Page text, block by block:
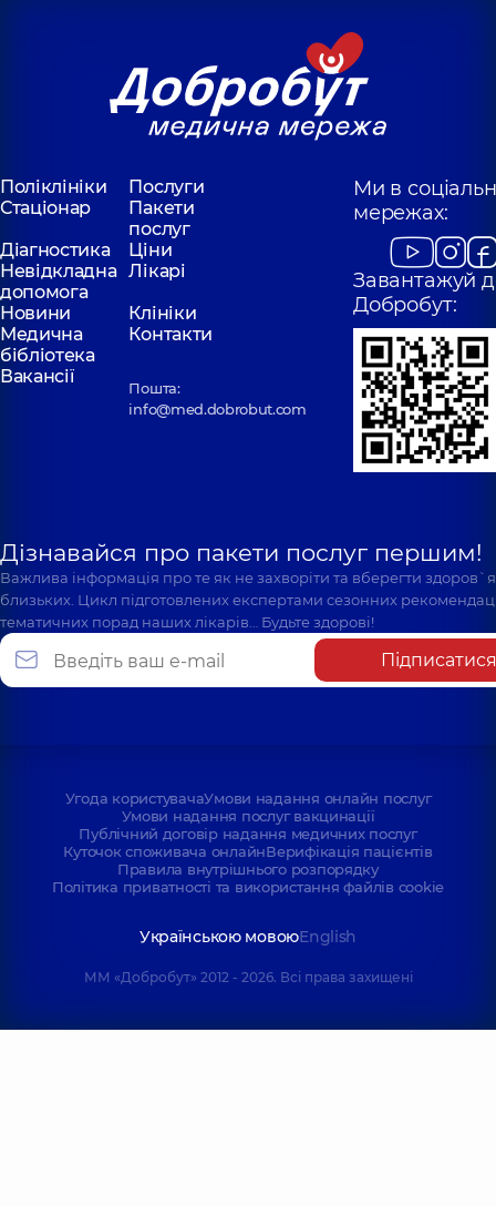
досвіду
Хірург проктолог,
років досвіду
Михальнюк
Хірург;
Ендоскопіст;
Хірург проктолог,
років досвіду
Афонічкін
Хірург; Хірург
проктолог,5 років
Маргарита
Юріївна
досвіду
Федорчук
Антон
Хірург; Хірург
проктолог, 11 років
досвіду
Поліклініки
Послуги
Стаціонар
Пакети
послуг
Діагностика
Ціни
Невідкладна
допомога
Лікарі
Новини
Клініки
Медична
бібліотека
Контакти
Вакансії
Пошта:
info@med.dobrobut.com
Ми в
мережах:
Завантажуй
Добробут:
Дізнавайся про пакети послуг першим!
Важлива інформація про те як не захворіти та вберегти
близьких. Цикл підготовлених експертами сезонних
тематичних порад наших лікарів… Будьте здорові!
Підписатися
Угода користувачаУмови надання онлайн послуг
Умови надання послуг вакцинації
Публічний договір надання медичних послуг
Куточок споживача онлайнВерифікація пацієнтів
Правила внутрішнього розпорядку
Політика приватності та використання файлів cookie
Українською мовоюEnglish
ММ «Добробут» 2012 - 2026. Всі права захищені